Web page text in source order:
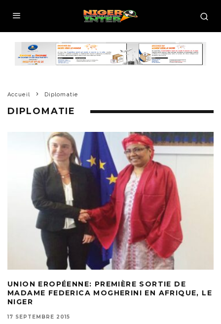
Accueil Diplomatie
DIPLOMATIE
UNION EROPÉENNE: PREMIÈRE SORTIE DE
MADAME FEDERICA MOGHERINI EN AFRIQUE, LE
NIGER
17 SEPTEMBRE 2015